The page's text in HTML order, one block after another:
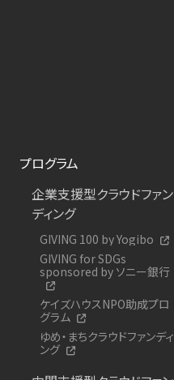
プログラム
企業支援型クラウドファン
ディング
GIVING 100 by Yogibo
GIVING for SDGs
sponsored by ソニー銀行
ケイズハウスNPO助成プロ
グラム
ゆめ・まちクラウドファンディ
ング